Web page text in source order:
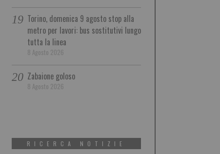
Torino, domenica 9 agosto stop alla
metro per lavori: bus sostitutivi lungo
tutta la linea
8 Agosto 2026
Zabaione goloso
8 Agosto 2026
RICERCA NOTIZIE